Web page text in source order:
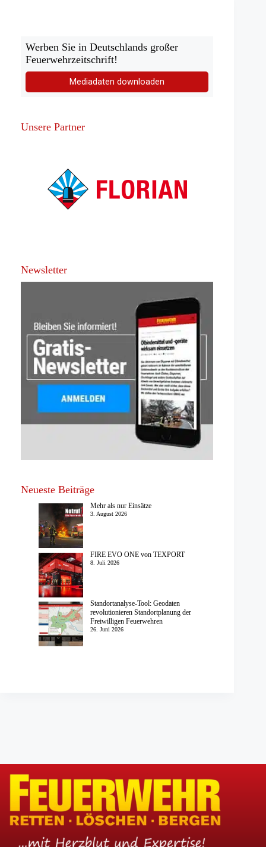
Werben Sie in Deutschlands großer
Feuerwehrzeitschrift!
Mediadaten downloaden
Unsere Partner
Newsletter
Neueste Beiträge
Mehr als nur Einsätze
3. August 2026
FIRE EVO ONE von TEXPORT
8. Juli 2026
Standortanalyse-Tool: Geodaten
revolutionieren Standortplanung der
Freiwilligen Feuerwehren
26. Juni 2026